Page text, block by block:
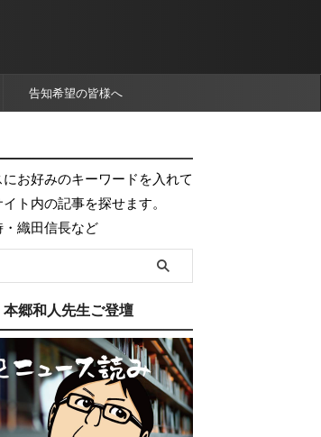
告知希望の皆様へ
お好みのキーワードを入れて
ト内の記事を探せます。
織田信長など
郷和人先生ご登壇